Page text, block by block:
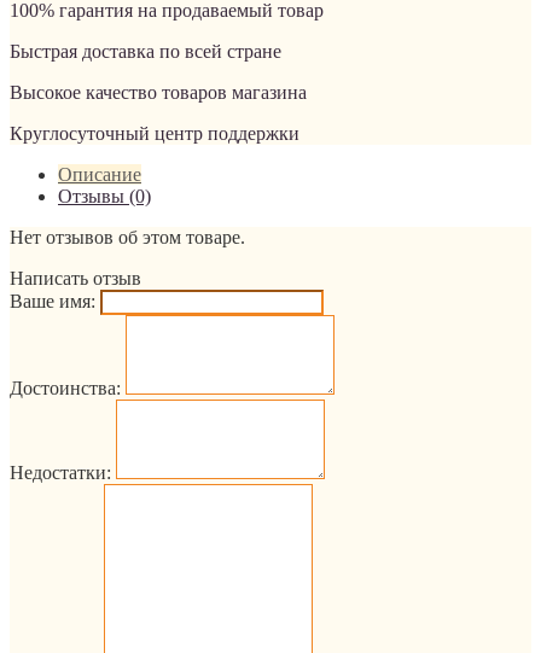
100% гарантия на продаваемый товар
Быстрая доставка по всей стране
Высокое качество товаров магазина
Круглосуточный центр поддержки
Описание
Отзывы (0)
Нет отзывов об этом товаре.
Написать отзыв
Ваше имя:
Достоинства:
Недостатки: